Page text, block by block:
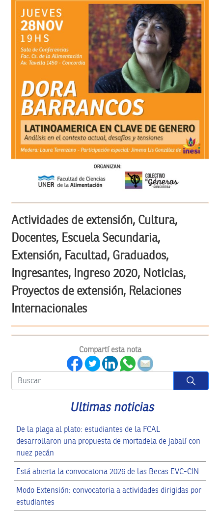
Actividades de extensión, Cultura,
Docentes, Escuela Secundaria,
Extensión, Facultad, Graduados,
Ingresantes, Ingreso 2020, Noticias,
Proyectos de extensión, Relaciones
Internacionales
Compartí esta nota
Button
Ultimas noticias
De la plaga al plato: estudiantes de la FCAL
desarrollaron una propuesta de mortadela de jabalí con
nuez pecán
Está abierta la convocatoria 2026 de las Becas EVC-CIN
Modo Extensión: convocatoria a actividades dirigidas por
estudiantes